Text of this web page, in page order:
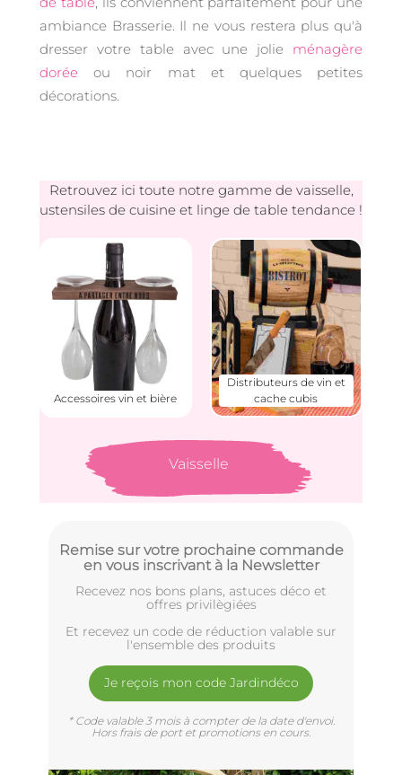
ambiance Brasserie. Il ne vous restera plus qu'à
dresser votre table avec une jolie ménagère
dorée ou noir mat et quelques petites
décorations.
Accessoires vin et bière
Retrouvez ici toute notre gamme de vaisselle,
ustensiles de cuisine et linge de table tendance !
Vaisselle
Distributeurs de vin et
cache cubis
Remise sur votre prochaine commande
en vous inscrivant à la Newsletter
Recevez nos bons plans, astuces déco et
offres privilègiées
Et recevez un code de réduction valable sur
l'ensemble des produits
Je reçois mon code Jardindéco
* Code valable 3 mois à compter de la date d'envoi.
Hors frais de port et promotions en cours.